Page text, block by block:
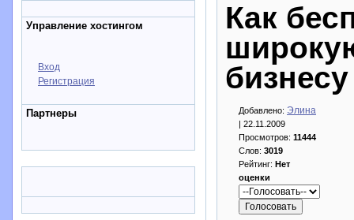
Управление хостингом
Вход
Регистрация
Партнеры
Как
бизнесу
Добавлено: Элина
| 22.11.2009
Просмотров: 11444
Слов: 3019
Рейтинг: Нет
оценки